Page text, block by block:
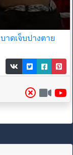
ดเจ็บปางตาย